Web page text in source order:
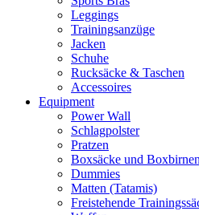
Leggings
Trainingsanzüge
Jacken
Schuhe
Rucksäcke & Taschen
Accessoires
Equipment
Power Wall
Schlagpolster
Pratzen
Boxsäcke und Boxbirnen
Dummies
Matten (Tatamis)
Freistehende